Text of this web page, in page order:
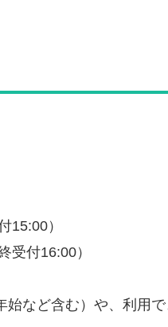
15:00）
受付16:00）
など含む）や、利用